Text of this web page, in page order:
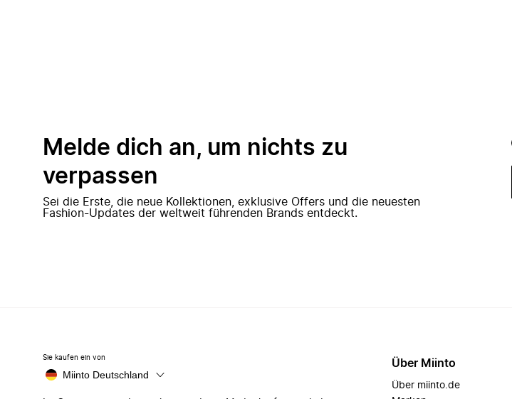
Melde dich an, um nichts zu
verpassen
Sei die Erste, die neue Kollektionen, exklusive Offers und die neuesten
Fashion-Updates der weltweit führenden Brands entdeckt.
Sie kaufen ein von
Miinto Deutschland
Über Miinto
Über miinto.de